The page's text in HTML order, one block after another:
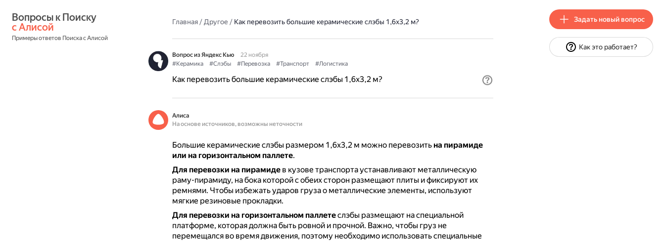
с Алисой
Примеры ответов Поиска с Алисой
Главная/Другое / Как перевозить большие керамические слэбы 1,6х3,2 м?
Вопрос из Яндекс Кью
22 ноября
#Керамика
#Слэбы #Перевозка #Транспорт #Логистика
Как перевозить большие керамические слэбы 1,6х3,2 м?
Алиса
На основе источников, возможны неточности
Большие керамические слэбы размером 1,6х3,2 м можно перевозить на пирамиде
или на горизонтальном паллете.
Для перевозки на пирамидев кузове транспорта устанавливают металлическую
раму-пирамиду, на бока которой с обеих сторон размещают плиты и фиксируют их
ремнями. Чтобы избежать ударов груза о металлические элементы, используют
мягкие резиновые прокладки.
Для перевозки на горизонтальном паллетеслэбы размещают на специальной
платформе, которая должна быть ровной и прочной. Важно, чтобы груз не
перемещался во время движения, поэтому необходимо использовать специальные
Задать новый вопрос
Как это работает?